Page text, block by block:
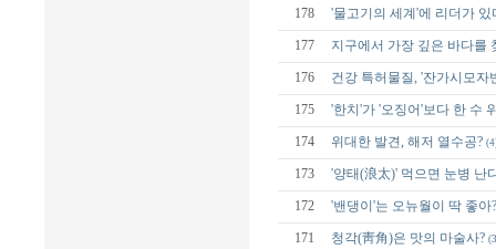
178 '물고기의 세계'에 리더가 있
177 지구에서 가장 깊은 바다를
176 건강 특허물질, '잔가시모자
175 '한치'가 '오징어'보다 한 수
174 위대한 발견, 해저 열수공?
173 '양태(浪太)' 먹으면 눈병 난
172 '밴댕이'는 오뉴월이 딱 좋아?
171 청각(靑角)은 맛의 마술사?